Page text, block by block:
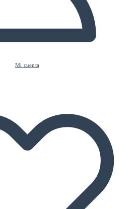
Mi cuenta